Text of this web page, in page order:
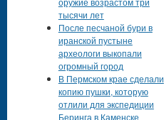
тысячи лет
После песчаной бури в
иранской пустыне
археологи выкопали
огромный город
В Пермском крае сделали
копию пушки, которую
отлили для экспедиции
Беринга в Каменске